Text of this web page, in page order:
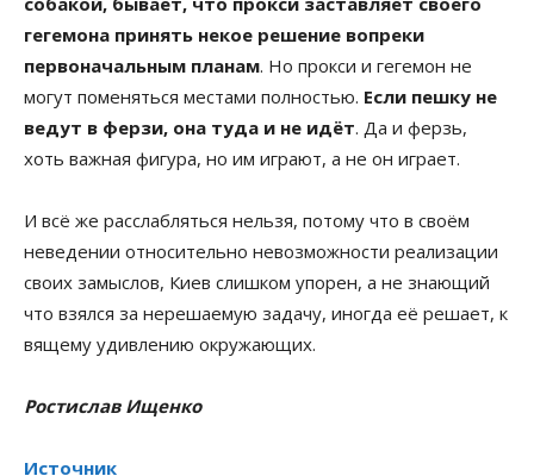
гегемона принять некое решение вопреки
первоначальным планам. Но прокси и гегемон не
могут поменяться местами полностью. Если пешку не
ведут в ферзи, она туда и не идёт. Да и ферзь,
хоть важная фигура, но им играют, а не он играет.
И всё же расслабляться нельзя, потому что в своём
неведении относительно невозможности реализации
своих замыслов, Киев слишком упорен, а не знающий
что взялся за нерешаемую задачу, иногда её решает, к
вящему удивлению окружающих.
Ростислав Ищенко
Источник